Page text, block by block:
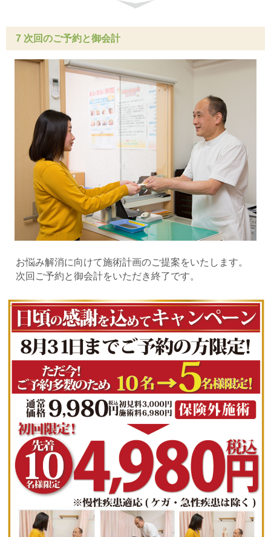
7 次回のご予約と御会計
お悩み解消に向けて施術計画のご提案をいたします。
次回ご予約と御会計をいただき終了です。